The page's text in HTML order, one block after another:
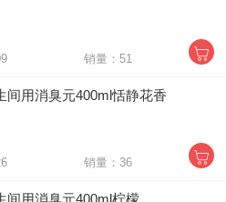
销量：51
间用消臭元400ml恬静花香
销量：36
间用消臭元400ml柠檬